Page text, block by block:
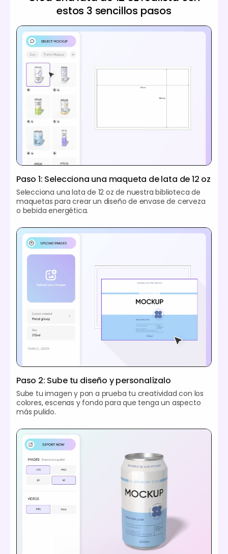
estos 3 sencillos pasos
Paso 1: Selecciona una maqueta de lata de 12 oz
Selecciona una lata de 12 oz de nuestra biblioteca de
maquetas para crear un diseño de envase de cerveza
o bebida energética.
Paso 2: Sube tu diseño y personalízalo
Sube tu imagen y pon a prueba tu creatividad con los
colores, escenas y fondo para que tenga un aspecto
más pulido.